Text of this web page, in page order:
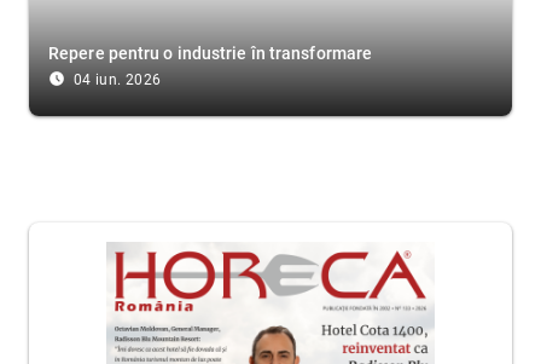
Repere pentru o industrie în transformare
access_time_filled 04 iun. 2026